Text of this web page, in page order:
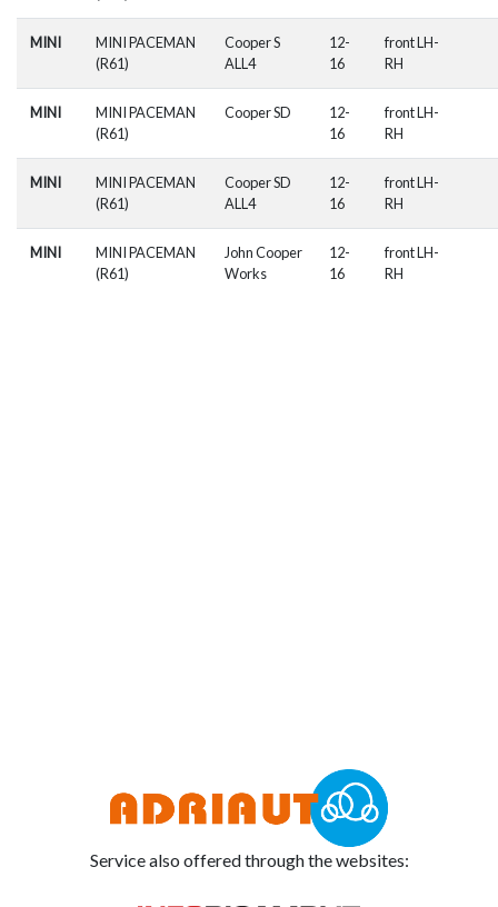
MINI
MINI PACEMAN
(R61)
Cooper S
ALL4
12-
16
front LH-
RH
MINI
MINI PACEMAN
(R61)
Cooper SD
12-
16
front LH-
RH
MINI
MINI PACEMAN
(R61)
Cooper SD
ALL4
12-
16
front LH-
RH
MINI
MINI PACEMAN
(R61)
John Cooper
Works
12-
16
front LH-
RH
Service also offered through the websites: